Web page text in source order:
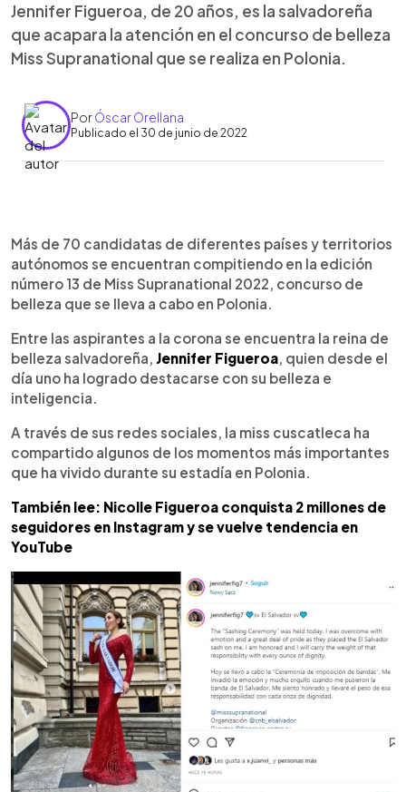
Jennifer Figueroa, de 20 años, es la salvadoreña
que acapara la atención en el concurso de belleza
Miss Supranational que se realiza en Polonia.
PorÓscar Orellana
Publicado el 30 de junio de 2022
► Escuchar artículo
Más de 70 candidatas de diferentes países y territorios
autónomos se encuentran compitiendo en la edición
número 13 de Miss Supranational 2022, concurso de
belleza que se lleva a cabo en Polonia.
Entre las aspirantes a la corona se encuentra la reina de
belleza salvadoreña, Jennifer Figueroa, quien desde el
día uno ha logrado destacarse con su belleza e
inteligencia.
A través de sus redes sociales, la miss cuscatleca ha
compartido algunos de los momentos más importantes
que ha vivido durante su estadía en Polonia.
También lee: Nicolle Figueroa conquista 2 millones de
seguidores en Instagram y se vuelve tendencia en
YouTube